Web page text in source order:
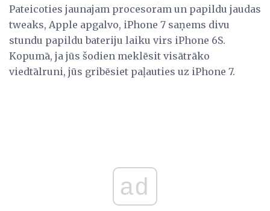
Pateicoties jaunajam procesoram un papildu jaudas
tweaks, Apple apgalvo, iPhone 7 saņems divu
stundu papildu bateriju laiku virs iPhone 6S.
Kopumā, ja jūs šodien meklēsit visātrāko
viedtālruni, jūs gribēsiet paļauties uz iPhone 7.
ad